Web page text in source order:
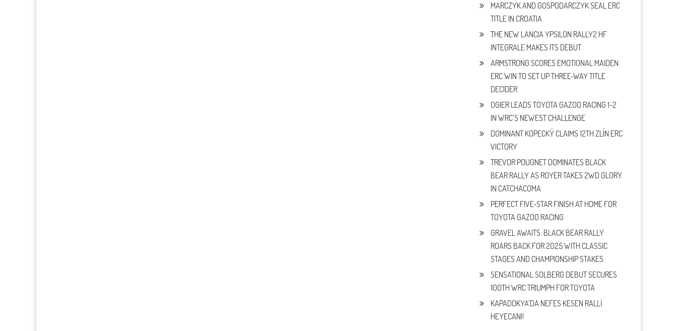
MARCZYK AND GOSPODARCZYK SEAL ERC
TITLE IN CROATIA
THE NEW LANCIA YPSILON RALLY2 HF
INTEGRALE MAKES ITS DEBUT
ARMSTRONG SCORES EMOTIONAL MAIDEN
ERC WIN TO SET UP THREE-WAY TITLE
DECIDER
OGIER LEADS TOYOTA GAZOO RACING 1-2
IN WRC’S NEWEST CHALLENGE
DOMINANT KOPECKÝ CLAIMS 12TH ZLÍN ERC
VICTORY
TREVOR POUGNET DOMINATES BLACK
BEAR RALLY AS ROYER TAKES 2WD GLORY
IN CATCHACOMA
PERFECT FIVE-STAR FINISH AT HOME FOR
TOYOTA GAZOO RACING
GRAVEL AWAITS: BLACK BEAR RALLY
ROARS BACK FOR 2025 WITH CLASSIC
STAGES AND CHAMPIONSHIP STAKES
SENSATIONAL SOLBERG DEBUT SECURES
100TH WRC TRIUMPH FOR TOYOTA
KAPADOKYA’DA NEFES KESEN RALLİ
HEYECANI!